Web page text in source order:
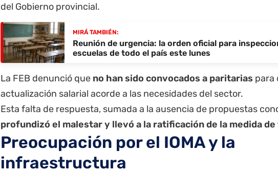
del Gobierno provincial.
MIRÁ TAMBIÉN:
Reunión de urgencia: la orden oficial para
escuelas de todo el país este lunes
La FEB denunció que no han sido convocados a paritarias para
actualización salarial acorde a las necesidades del sector.
Esta falta de respuesta, sumada a la ausencia de propuestas
profundizó el malestar y llevó a la ratificación de la medida
Preocupación por el IOMA y la
infraestructura